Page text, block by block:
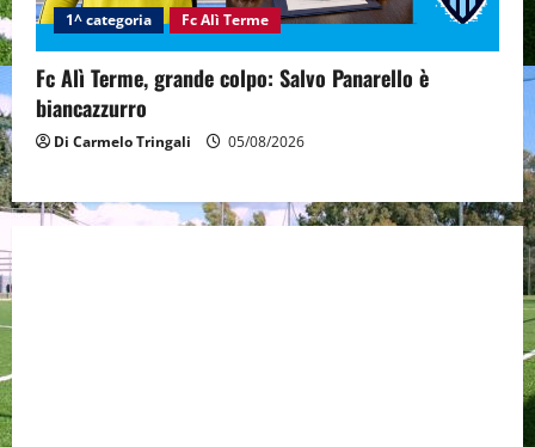
1^ categoria Fc Alì Terme
Fc Alì Terme, grande colpo: Salvo Panarello è
biancazzurro
Di Carmelo Tringali 05/08/2026